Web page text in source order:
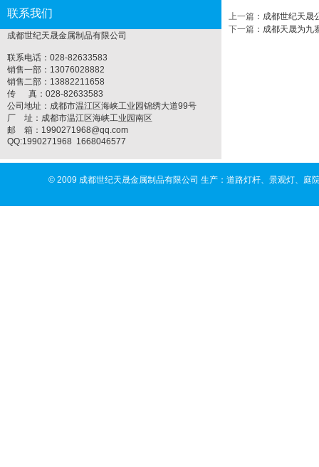
联系我们
成都世纪天晟金属制品有限公司
联系电话： 028-82633583
销售一部：13076028882
销售二部：13882211658
传 真：028-82633583
公司地址：成都市温江区海峡工业园锦绣大道99号
厂 址：成都市温江区海峡工业园南区
邮 箱：1990271968@qq.com
QQ:1990271968 1668046577
上一篇 ： 成都世纪天晟
下一篇 ： 成都天晟为九
© 2009 成都世纪天晟金属制品有限公司 生产：道路灯杆、景观灯、